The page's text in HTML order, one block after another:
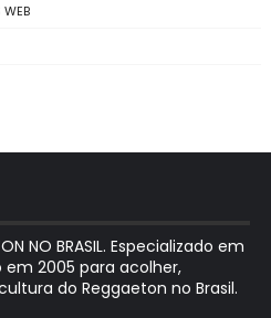
WEB
NO BRASIL. Especializado em
2005 para acolher,
do Reggaeton no Brasil.